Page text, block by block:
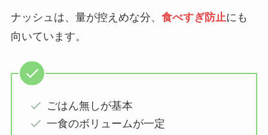
ナッシュは、量が控えめな分、 食べすぎ防止にも
向いています。
ごはん無しが基本
一食のボリュームが一定